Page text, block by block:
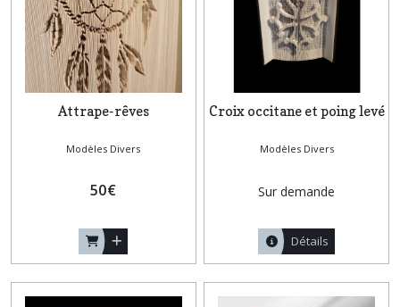
Attrape-rêves
Modèles Divers
50€
Croix occitane et poing levé
Modèles Divers
Sur demande
Détails